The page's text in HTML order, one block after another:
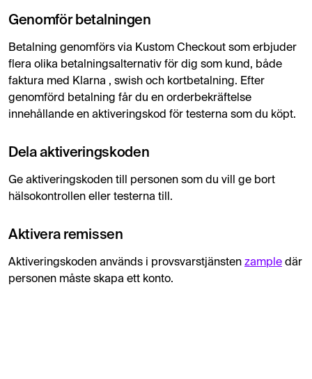
Genomför betalningen
Betalning genomförs via Kustom Checkout som erbjuder
flera olika betalningsalternativ för dig som kund, både
faktura med Klarna , swish och kortbetalning. Efter
genomförd betalning får du en orderbekräftelse
innehållande en aktiveringskod för testerna som du köpt.
Dela aktiveringskoden
Ge aktiveringskoden till personen som du vill ge bort
hälsokontrollen eller testerna till.
Aktivera remissen
Aktiveringskoden används i provsvarstjänsten zample där
personen måste skapa ett konto.